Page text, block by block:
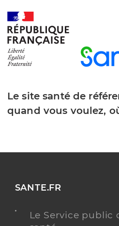
Le site santé de
quand vous voulez,
SANTE.FR
Le Service